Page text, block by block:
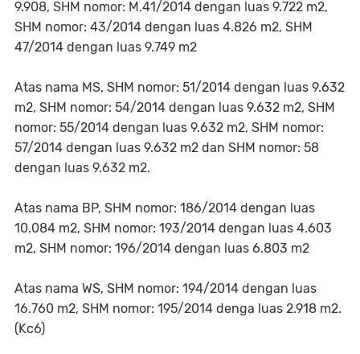
9.908, SHM nomor: M.41/2014 dengan luas 9.722 m2,
SHM nomor: 43/2014 dengan luas 4.826 m2, SHM
47/2014 dengan luas 9.749 m2
Atas nama MS, SHM nomor: 51/2014 dengan luas 9.632
m2, SHM nomor: 54/2014 dengan luas 9.632 m2, SHM
nomor: 55/2014 dengan luas 9.632 m2, SHM nomor:
57/2014 dengan luas 9.632 m2 dan SHM nomor: 58
dengan luas 9.632 m2.
Atas nama BP, SHM nomor: 186/2014 dengan luas
10.084 m2, SHM nomor: 193/2014 dengan luas 4.603
m2, SHM nomor: 196/2014 dengan luas 6.803 m2
Atas nama WS, SHM nomor: 194/2014 dengan luas
16.760 m2, SHM nomor: 195/2014 denga luas 2.918 m2.
(Kc6)